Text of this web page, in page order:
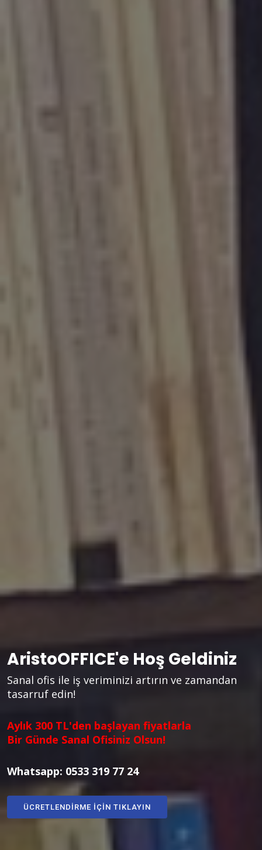
AristoOFFICE'e Hoş Geldiniz
Sanal ofis ile iş veriminizi artırın ve zamandan
tasarruf edin!
Aylık 300 TL'den başlayan fiyatlarla
Bir Günde Sanal Ofisiniz Olsun!
Whatsapp: 0533 319 77 24
ÜCRETLENDIRME İÇIN TIKLAYIN